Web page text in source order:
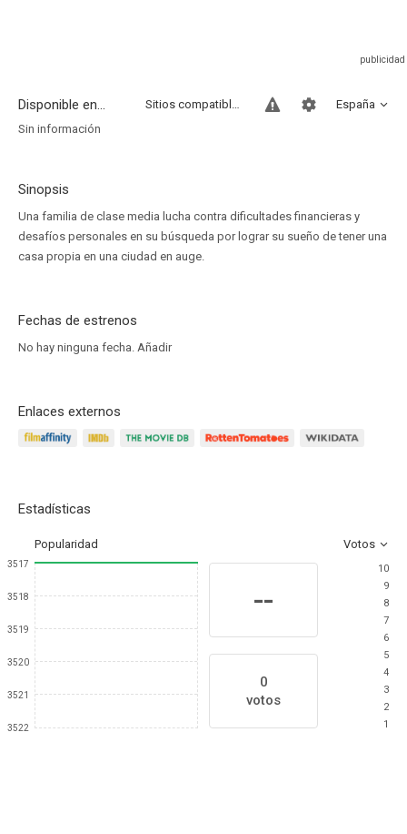
Disponible en... España
Sitios compatibles
Sin información
Sinopsis
Una familia de clase media lucha contra dificultades financieras y
desafíos personales en su búsqueda por lograr su sueño de tener una
casa propia en una ciudad en auge.
Fechas de estrenos
No hay ninguna fecha. Añadir
Enlaces externos
Estadísticas
Popularidad Votos
3517
3518
3519
3520
3521
3522
--
0
votos
10
9
8
7
6
5
4
3
2
1